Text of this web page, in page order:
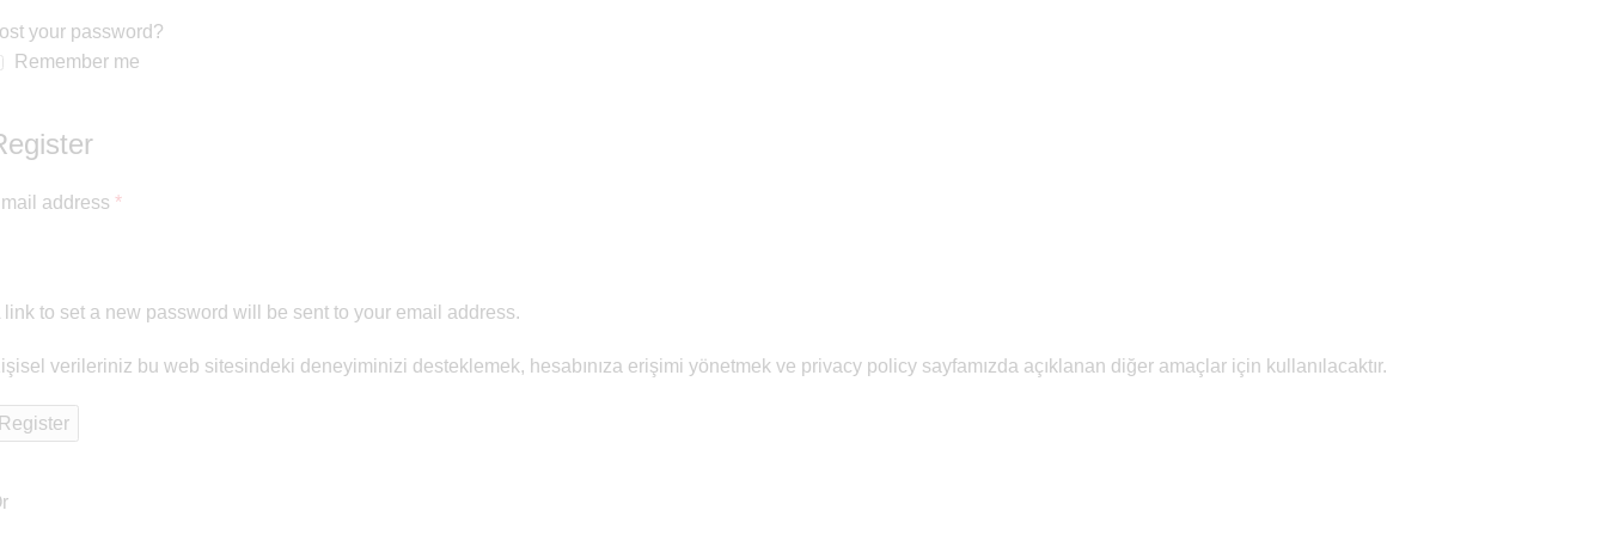
your password?
Remember me
address *
link to set a new password will be sent to your email address.
verileriniz bu web sitesindeki deneyiminizi desteklemek, hesabınıza erişimi yönetmek ve privacy policy sayfamızda açıklanan diğer amaçlar için kullanılacaktır.